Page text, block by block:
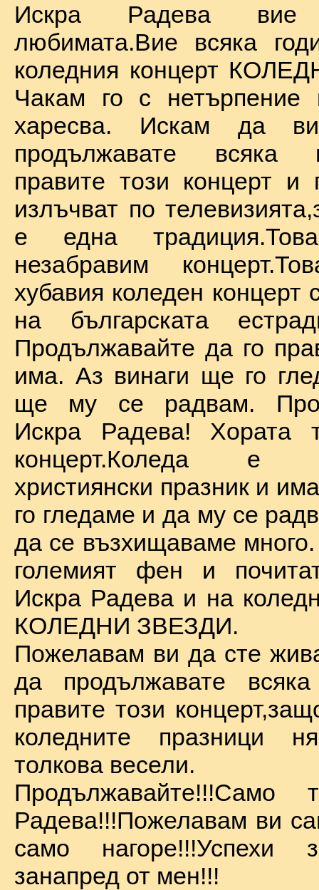
Искра Радева
любимата.Вие всяка
коледния концерт
Чакам го с
харесва. Искам да
продължавате всяка
правите този концерт и
излъчват по
е една
незабравим
хубавия коледен концерт
на българската
Продължавайте да го
има. Аз винаги ще го
ще му се радвам.
Искра Радева! Хората
концерт.Коледа е
християнски празник и
го гледаме и да му се
да се възхищаваме
големият фен и
Искра Радева и на
КОЛЕДНИ ЗВЕЗДИ.
Пожелавам ви да сте
да продължавате
правите този
коледните празници
толкова весели.
Продължавайте!!!Само
Радева!!!Пожелавам ви
само
занапред от мен!!!